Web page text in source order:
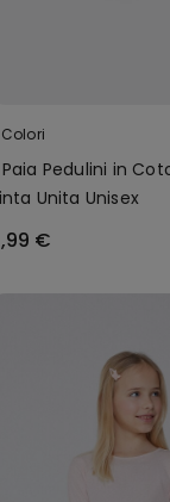
Pedulini in
Unita Unisex
€